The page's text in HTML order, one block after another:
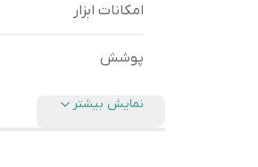
امکانات ابزار
پوشش
نمایش بیشتر